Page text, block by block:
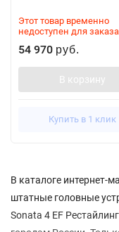
Этот товар временно
недоступен для заказа
54 970 руб.
В корзину
Купить в 1 клик
В каталоге интернет-
штатные головные
Sonata 4 EF